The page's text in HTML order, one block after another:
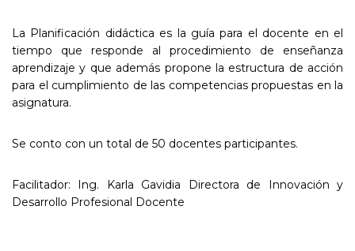
La Planificación didáctica es la guía para el docente en el
tiempo que responde al procedimiento de enseñanza
aprendizaje y que además propone la estructura de acción
para el cumplimiento de las competencias propuestas en la
asignatura.
Se conto con un total de 50 docentes participantes.
Facilitador: Ing. Karla Gavidia Directora de Innovación y
Desarrollo Profesional Docente